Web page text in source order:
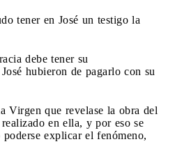
tener en José un testigo la
debe tener su
hubieron de pagarlo con su
Virgen que revelase la obra del
en ella, y por eso se
explicar el fenómeno,